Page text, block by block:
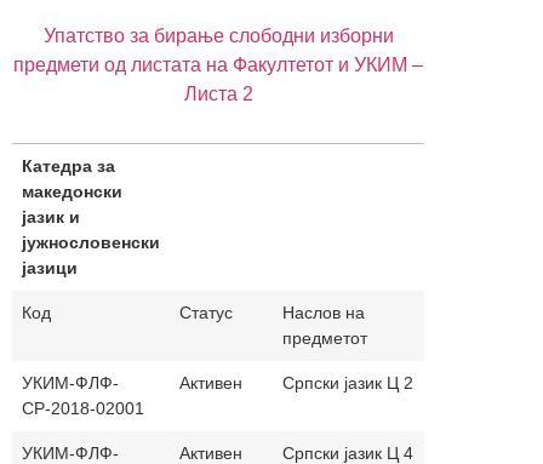
Упатство за бирање слободни изборни
предмети од листата на Факултетот и УКИМ –
Листа 2
Катедра за
македонски
јазик и
јужнословенски
јазици
Катедра за
македонски
јужнословенски
јазици
Код Статус
Наслов на
предметот
УКИМ-ФЛФ-
СР-2018-02001
Активен Српски јазик Ц 2
УКИМ-ФЛФ-
Активен Српски јазик Ц 4